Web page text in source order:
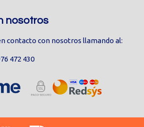
nosotros
contacto con nosotros llamando al:
472 430